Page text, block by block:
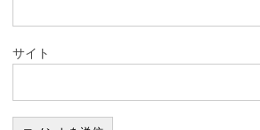
サイト